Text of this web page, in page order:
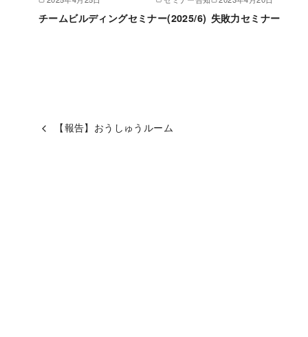
チームビルディングセミナー(2025/6) 失敗力セミナー
【報告】おうしゅうルーム